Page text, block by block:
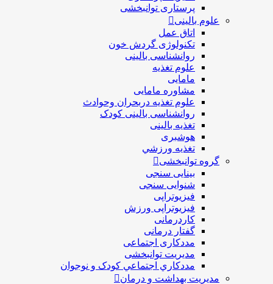
پرستاری توانبخشی
علوم بالینی
اتاق عمل
تکنولوژی گردش خون
روانشناسی بالینی
علوم تغذیه
مامایی
مشاوره مامایی
علوم تغذیه دربحران وحوادث
روانشناسی بالینی کودک
تغذیه بالینی
هوشبری
تغذيه ورزشي
گروه توانبخشی
بینایی سنجی
شنوایی سنجی
فیزیوتراپی
فیزیوتراپی ورزش
کاردرمانی
گفتار درمانی
مددکاری اجتماعی
مديريت توانبخشی
مددکاري اجتماعي کودک و نوجوان
مدیریت بهداشت و درمان